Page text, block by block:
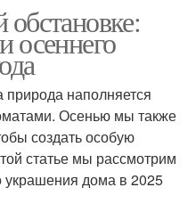
осеннего
природа наполняется
Осенью мы также
создать особую
статье мы рассмотрим
дома в 2025